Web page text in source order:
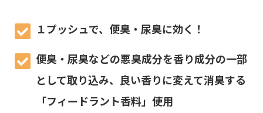
１プッシュで、便臭・尿臭に効く！
便臭・尿臭などの悪臭成分を香り成分の一部
として取り込み、良い香りに変えて消臭する
「フィードラント香料」使用